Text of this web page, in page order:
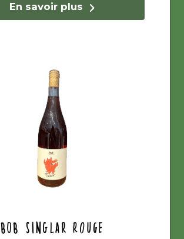
En savoir plus
Bob Singlar Rouge